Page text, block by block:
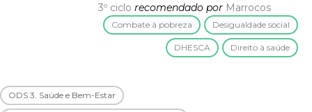
3º ciclo recomendado por Marrocos
Combate à pobreza Desigualdade social
DHESCA Direito à saúde
ODS 3. Saúde e Bem-Estar